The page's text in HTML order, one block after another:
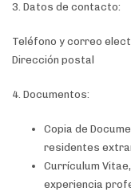
3. Datos de contacto:
Teléfono y correo
Dirección postal
4. Documentos:
Copia de
residentes
Currículum
experiencia